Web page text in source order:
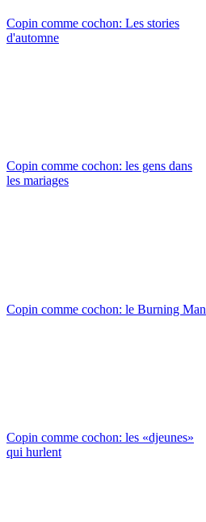
Copin comme cochon: Les stories
d'automne
Copin comme cochon: les gens dans
les mariages
Copin comme cochon: le Burning Man
Copin comme cochon: les «djeunes»
qui hurlent